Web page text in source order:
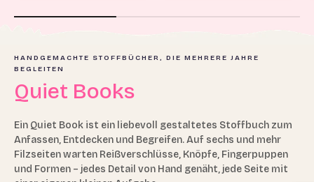
HANDGEMACHTE STOFFBÜCHER, DIE MEHRERE JAHRE
BEGLEITEN
Quiet Books
Ein Quiet Book ist ein liebevoll gestaltetes Stoffbuch zum
Anfassen, Entdecken und Begreifen. Auf sechs und mehr
Filzseiten warten Reißverschlüsse, Knöpfe, Fingerpuppen
und Formen – jedes Detail von Hand genäht, jede Seite mit